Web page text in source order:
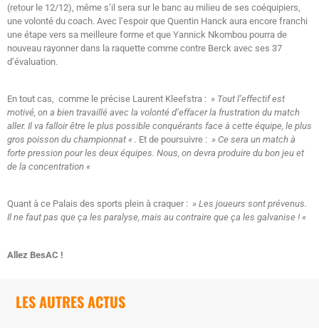
(retour le 12/12), même s’il sera sur le banc au milieu de ses coéquipiers,
une volonté du coach. Avec l’espoir que Quentin Hanck aura encore franchi
une étape vers sa meilleure forme et que Yannick Nkombou pourra de
nouveau rayonner dans la raquette comme contre Berck avec ses 37
d’évaluation.
En tout cas, comme le précise Laurent Kleefstra : » Tout l’effectif est
motivé, on a bien travaillé avec la volonté d’effacer la frustration du match
aller. Il va falloir être le plus possible conquérants face à cette équipe, le plus
gros poisson du championnat « . Et de poursuivre : » Ce sera un match à
forte pression pour les deux équipes. Nous, on devra produire du bon jeu et
de la concentration «
Quant à ce Palais des sports plein à craquer : » Les joueurs sont prévenus.
Il ne faut pas que ça les paralyse, mais au contraire que ça les galvanise ! «
Allez BesAC !
LES AUTRES ACTUS